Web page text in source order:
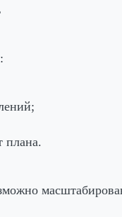
плана.